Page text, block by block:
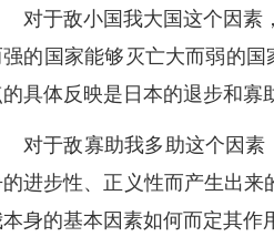
对于敌小国我大国这个因素
的国家能够灭亡大而弱的
的具体反映是日本的退步和寡
对于敌寡助我多助这个因
进步性、正义性而产生出来
身的基本因素如何而定其作